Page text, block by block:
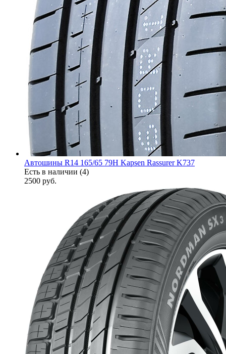
Автошины R14 165/65 79H Kapsen Rassurer K737
Есть в наличии (4)
2500 руб.